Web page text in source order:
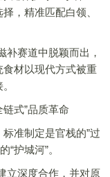
，精准匹配白领、
赛道中脱颖而出，
材以现代方式被重
式”品质革命
准制定是官栈的”过
护城河”。
深度合作，并对原